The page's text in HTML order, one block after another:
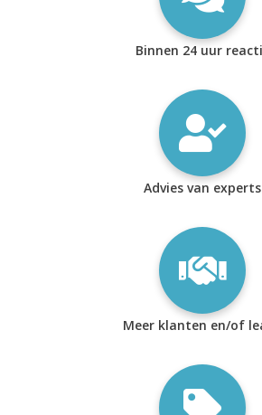
Binnen 24 uur
Advies van experts
Meer klanten en/of